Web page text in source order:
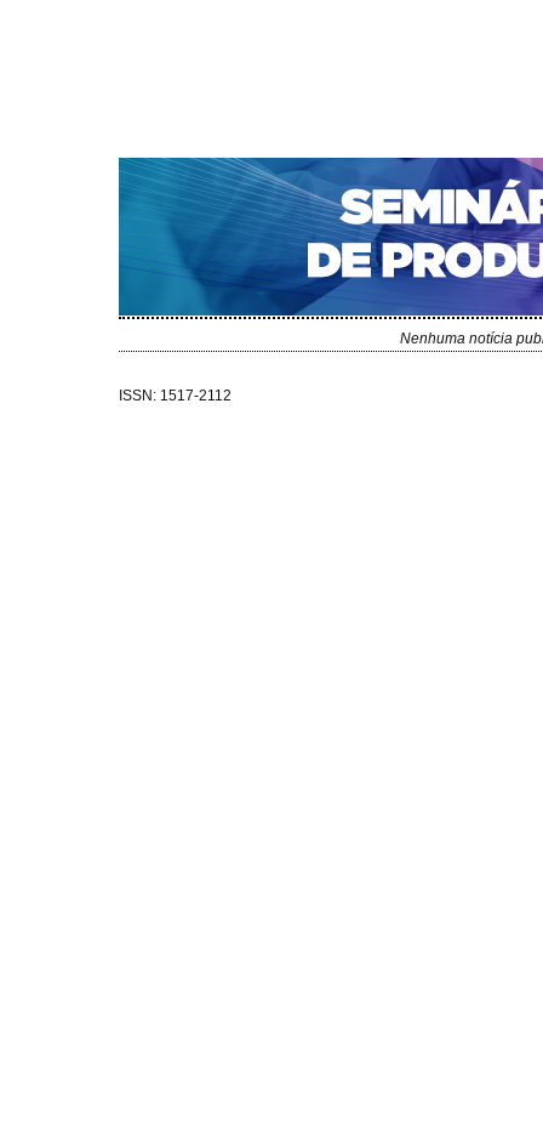
CAPA SOBRE ACESSO
NOTÍCIAS
PORTAL DE REVISTAS DA UNIFACS
Notícias
Notícias
Nenhuma notícia
ISSN: 1517-2112